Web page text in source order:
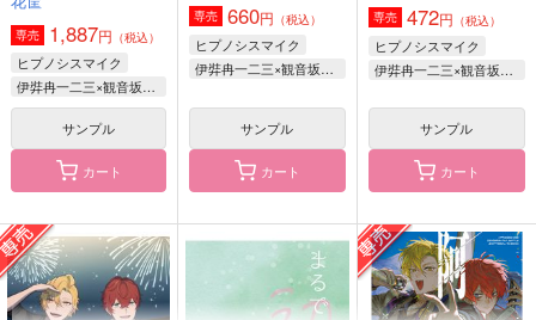
さんかく
（税込）
サンプル
作品詳細
アルバートが泣いてる
兎にも角にも
（税込）
作品詳細
GOZOUROPPU
315 （税込）
サンプル
作品詳細
専売 1,887円 （税込）
ヒプノシスマイク
伊弉冉一二三×観音坂独歩
サンプル
カート
専売 660円 （税込）
ヒプノシスマイク
伊弉冉一二三×観音坂独歩
サンプル
カート
専売 472円 （税込）
ヒプノシスマイク
伊弉冉一二三×観音坂独歩
サンプル
カート